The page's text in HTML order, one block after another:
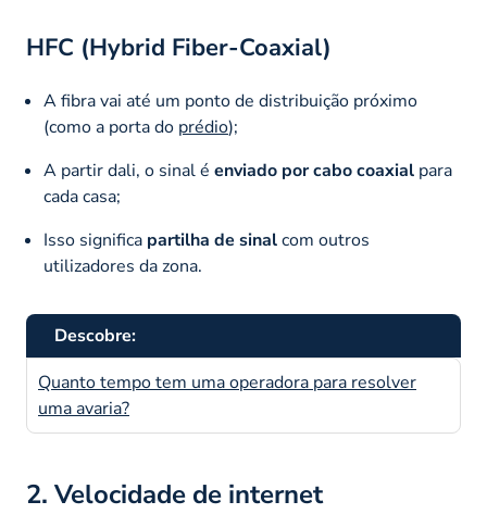
HFC (Hybrid Fiber-Coaxial)
A fibra vai até um ponto de distribuição próximo
(como a porta do prédio);
A partir dali, o sinal é enviado por cabo coaxial para
cada casa;
Isso significa partilha de sinalcom outros
utilizadores da zona.
Descobre:
Quanto tempo tem uma operadora para resolver
uma avaria?
2. Velocidade de internet